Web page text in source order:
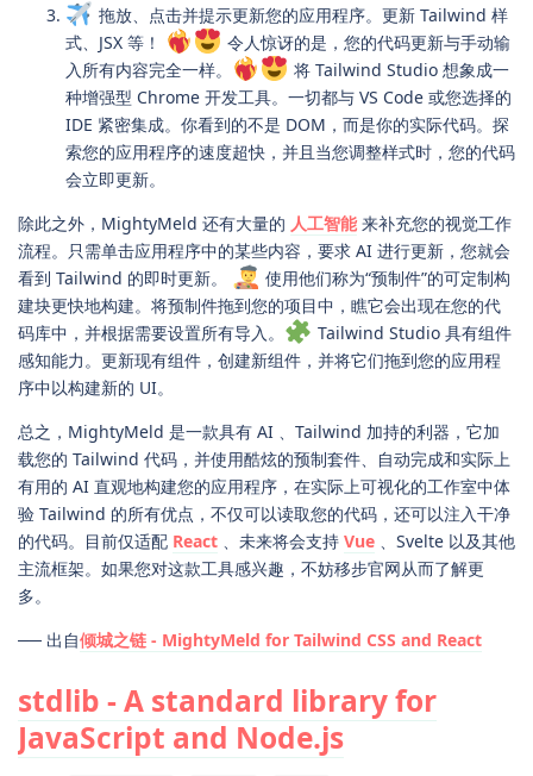
拖放、点击并提示更新您的应用程序。更新 Tailwind 样
式、JSX 等！
令人惊讶的是，您的代码更新与手动输
入所有内容完全一样。
将 Tailwind Studio 想象成一
种增强型 Chrome 开发工具。一切都与 VS Code 或您选择的
IDE 紧密集成。你看到的不是 DOM，而是你的实际代码。探
索您的应用程序的速度超快，并且当您调整样式时，您的代码
会立即更新。
除此之外，MightyMeld 还有大量的 人工智能来补充您的视觉工作
流程。只需单击应用程序中的某些内容，要求 AI 进行更新，您就会
看到 Tailwind 的即时更新。
使用他们称为“预制件”的可定制构
建块更快地构建。将预制件拖到您的项目中，瞧它会出现在您的代
码库中，并根据需要设置所有导入。
Tailwind Studio 具有组件
感知能力。更新现有组件，创建新组件，并将它们拖到您的应用程
序中以构建新的 UI。
总之，MightyMeld 是一款具有 AI 、Tailwind 加持的利器，它加
载您的 Tailwind 代码，并使用酷炫的预制套件、自动完成和实际上
有用的 AI 直观地构建您的应用程序，在实际上可视化的工作室中体
验 Tailwind 的所有优点，不仅可以读取您的代码，还可以注入干净
的代码。目前仅适配 React 、未来将会支持 Vue 、Svelte 以及其他
主流框架。如果您对这款工具感兴趣，不妨移步官网从而了解更
多。
── 出自倾城之链 - MightyMeld for Tailwind CSS and React
stdlib - A standard library for
JavaScript and Node.js